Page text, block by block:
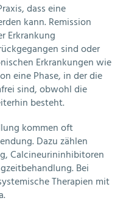
dass eine
kann. Remission
Erkrankung
sind oder
Erkrankungen wie
eine Phase, in der die
sind, obwohl die
besteht.
kommen oft
Dazu zählen
Calcineurininhibitoren
Bei
Therapien mit